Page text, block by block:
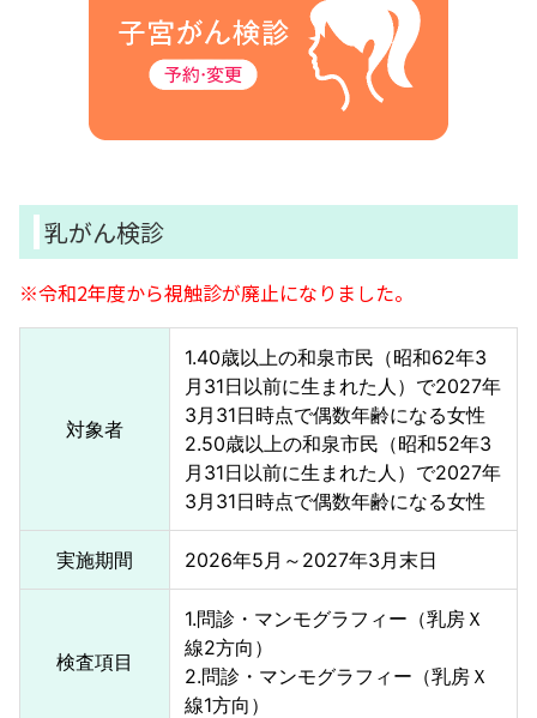
乳がん検診
※令和2年度から視触診が廃止になりました。
対象者
1.40歳以上の和泉市民（昭和62年3
月31日以前に生まれた人）で2027年
3月31日時点で偶数年齢になる女性
2.50歳以上の和泉市民（昭和52年3
月31日以前に生まれた人）で2027年
3月31日時点で偶数年齢になる女性
実施期間 2026年5月～2027年3月末日
検査項目
1.問診・マンモグラフィー（乳房Ｘ
線2方向）
2.問診・マンモグラフィー（乳房Ｘ
線1方向）